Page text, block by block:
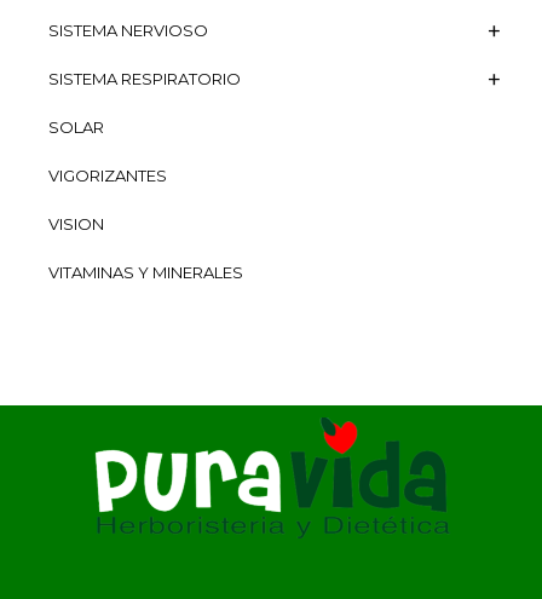
SISTEMA NERVIOSO
SISTEMA RESPIRATORIO
SOLAR
VIGORIZANTES
VISION
VITAMINAS Y MINERALES